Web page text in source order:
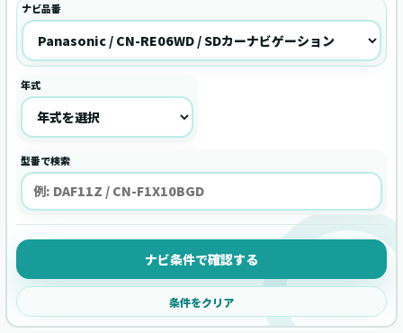
ナビ品番
年式
型番で検索
ナビ条件で確認する
条件をクリア